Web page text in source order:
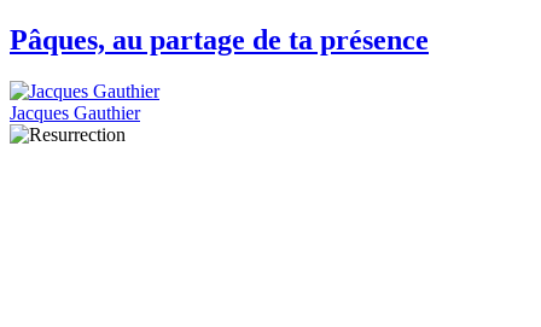
Pâques, au partage de ta présence
Jacques Gauthier